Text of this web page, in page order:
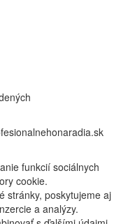
funkcií sociálnych
cookie.
stránky, poskytujeme aj
a analýzy.